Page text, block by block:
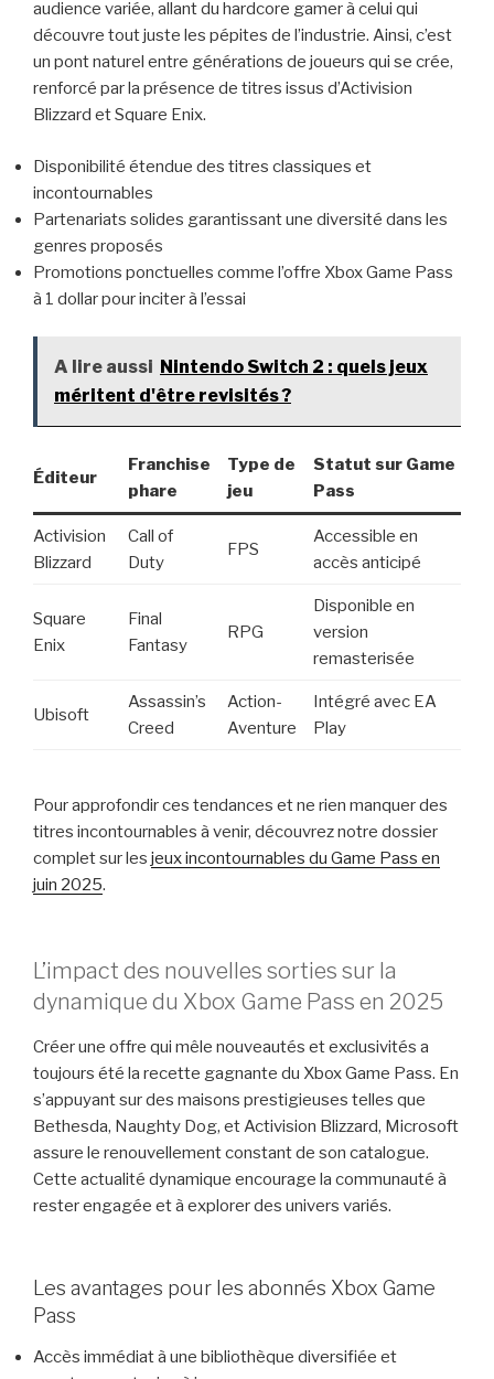
audience variée, allant du hardcore gamer à celui qui
découvre tout juste les pépites de l’industrie. Ainsi, c’est
un pont naturel entre générations de joueurs qui se crée,
renforcé par la présence de titres issus d’Activision
Blizzard et Square Enix.
Disponibilité étendue des titres classiques et
incontournables
Partenariats solides garantissant une diversité dans les
genres proposés
Promotions ponctuelles comme l’offre Xbox Game Pass
à 1 dollar pour inciter à l’essai
A lire aussi Nintendo Switch 2 : quels jeux
méritent d'être revisités ?
Éditeur
Franchise
phare
Type de
jeu
Statut sur Game
Pass
Activision
Blizzard
Call of
Duty
FPS
Accessible en
accès anticipé
Square
Enix
Final
Fantasy
RPG
Disponible en
version
remasterisée
Ubisoft
Assassin’s
Creed
Action-
Aventure
Intégré avec EA
Play
Pour approfondir ces tendances et ne rien manquer des
titres incontournables à venir, découvrez notre dossier
complet sur les jeux incontournables du Game Pass en
juin 2025.
L’impact des nouvelles sorties sur la
dynamique du Xbox Game Pass en 2025
Créer une offre qui mêle nouveautés et exclusivités a
toujours été la recette gagnante du Xbox Game Pass. En
s’appuyant sur des maisons prestigieuses telles que
Bethesda, Naughty Dog, et Activision Blizzard, Microsoft
assure le renouvellement constant de son catalogue.
Cette actualité dynamique encourage la communauté à
rester engagée et à explorer des univers variés.
Les avantages pour les abonnés Xbox Game
Pass
Accès immédiat à une bibliothèque diversifiée et